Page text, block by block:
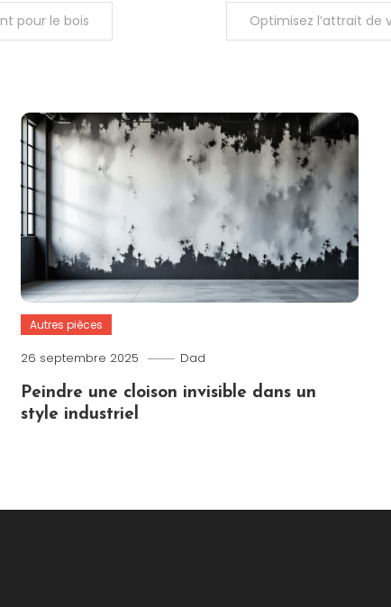
pour le bois Optimisez l’attrait de
Autres pièces
26 septembre 2025 Dad
Peindre une cloison invisible dans un
style industriel